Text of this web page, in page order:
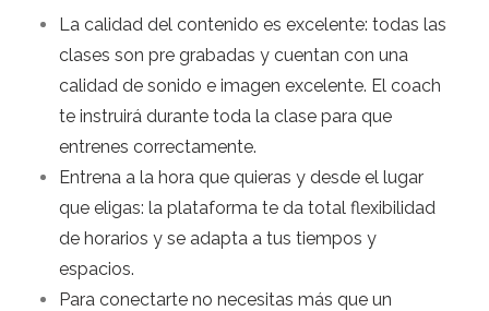
La calidad del contenido es excelente: todas las
clases son pre grabadas y cuentan con una
calidad de sonido e imagen excelente. El coach
te instruirá durante toda la clase para que
entrenes correctamente.
Entrena a la hora que quieras y desde el lugar
que eligas: la plataforma te da total flexibilidad
de horarios y se adapta a tus tiempos y
espacios.
Para conectarte no necesitas más que un